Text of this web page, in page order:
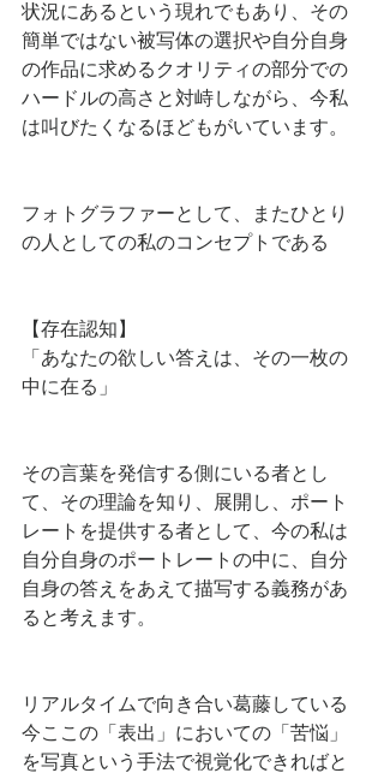
状況にあるという現れでもあり、その
簡単ではない被写体の選択や自分自身
の作品に求めるクオリティの部分での
ハードルの高さと対峙しながら、今私
は叫びたくなるほどもがいています。
フォトグラファーとして、またひとり
の人としての私のコンセプトである
【存在認知】
「あなたの欲しい答えは、その一枚の
中に在る」
その言葉を発信する側にいる者とし
て、その理論を知り、展開し、ポート
レートを提供する者として、今の私は
自分自身のポートレートの中に、自分
自身の答えをあえて描写する義務があ
ると考えます。
リアルタイムで向き合い葛藤している
今ここの「表出」においての「苦悩」
を写真という手法で視覚化できればと